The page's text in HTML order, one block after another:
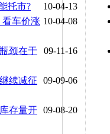
10-04-13
托市?
10-04-08
看车价涨
09-11-16
颈在于
09-09-06
续减征
09-08-20
存量开